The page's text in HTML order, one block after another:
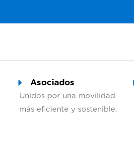
Asociados
Unidos por una movilidad
más eficiente y sostenible.